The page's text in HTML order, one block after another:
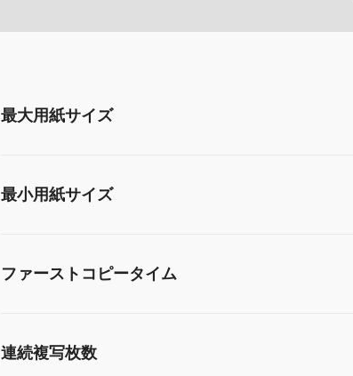
最大用紙サイズ
最小用紙サイズ
ファーストコピータイム
連続複写枚数